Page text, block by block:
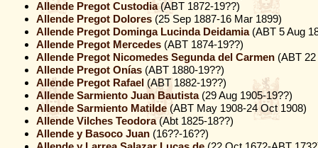
Allende Pregot Custodia(ABT 1872-19??)
Allende Pregot Dolores (25 Sep 1887-16 Mar 1899)
Allende Pregot Dominga Lucinda Deidamia(ABT 5 Aug
Allende Pregot Mercedes (ABT 1874-19??)
Allende Pregot Nicomedes Segunda del Carmen (ABT
Allende Pregot Onías (ABT 1880-19??)
Allende Pregot Rafael (ABT 1882-19??)
Allende Sarmiento Juan Bautista(29 Aug 1905-19??)
Allende Sarmiento Matilde (ABT May 1908-24 Oct 1908)
Allende Vilches Teodora(Abt 1825-18??)
Allende y Basoco Juan (16??-16??)